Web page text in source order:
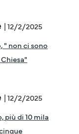
| 12/2/2025
" non ci sono
| 12/2/2025
più di 10 mila